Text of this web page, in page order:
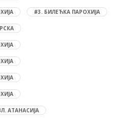
#3. БИЛЕЋКА ПАРОХИЈА
АТАНАСИЈА